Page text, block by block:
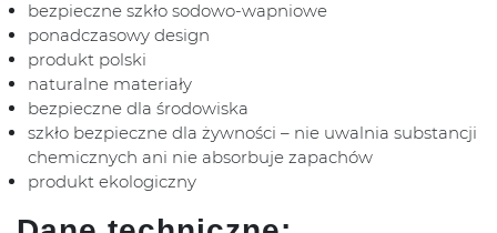
bezpieczne szkło sodowo-wapniowe
ponadczasowy design
produkt polski
naturalne materiały
bezpieczne dla środowiska
szkło bezpieczne dla żywności – nie uwalnia substancji
chemicznych ani nie absorbuje zapachów
produkt ekologiczny